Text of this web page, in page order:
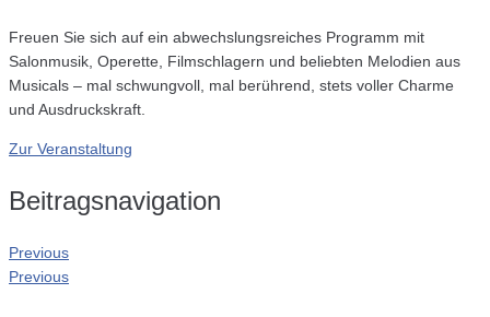
Freuen Sie sich auf ein abwechslungsreiches Programm mit
Salonmusik, Operette, Filmschlagern und beliebten Melodien aus
Musicals – mal schwungvoll, mal berührend, stets voller Charme
und Ausdruckskraft.
Zur Veranstaltung
Beitragsnavigation
Previous
Previous